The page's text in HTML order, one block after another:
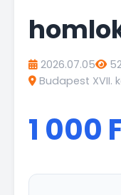
2026.07.05
Budapest XVII.
1 000